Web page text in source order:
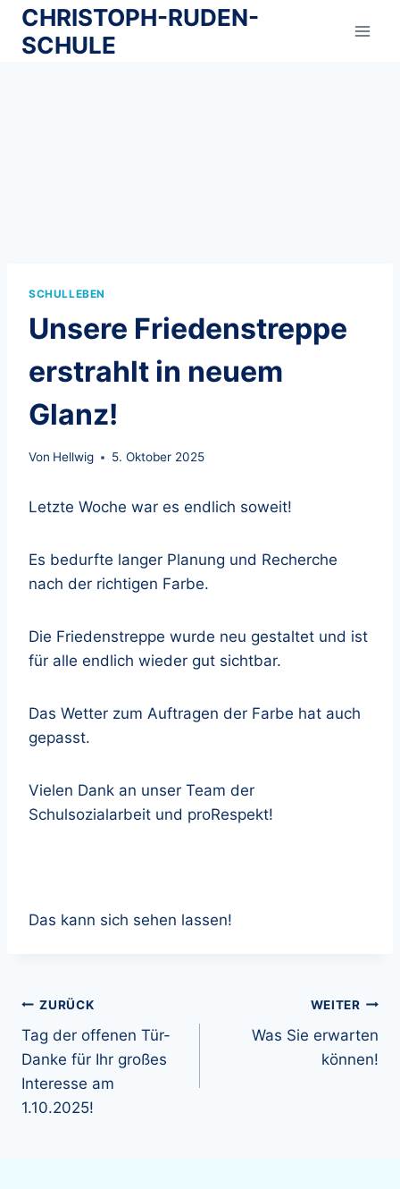
Zum
Inhalt
springen
CHRISTOPH-RUDEN-
SCHULE
SCHULLEBEN
Unsere Friedenstreppe
erstrahlt in neuem
Glanz!
Von Hellwig 5. Oktober 2025
Letzte Woche war es endlich soweit!
Es bedurfte langer Planung und Recherche
nach der richtigen Farbe.
Die Friedenstreppe wurde neu gestaltet und ist
für alle endlich wieder gut sichtbar.
Das Wetter zum Auftragen der Farbe hat auch
gepasst.
Vielen Dank an unser Team der
Schulsozialarbeit und proRespekt!
Das kann sich sehen lassen!
Beitragsnavigation
ZURÜCK
Tag der offenen Tür-
Danke für Ihr großes
Interesse am
1.10.2025!
WEITER
Was Sie erwarten
können!